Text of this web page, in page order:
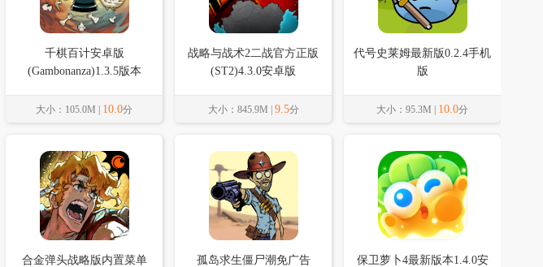
千棋百计安卓版
(Gambonanza)1.3.5版本
大小：105.0M | 10.0分
战略与战术2二战官方正版
(ST2)4.3.0安卓版
大小：845.9M | 9.5分
代号史莱姆最新版0.2.4手机
版
大小：95.3M | 10.0分
合金弹头战略版内置菜单
孤岛求生僵尸潮免广告
保卫萝卜4最新版本1.4.0安